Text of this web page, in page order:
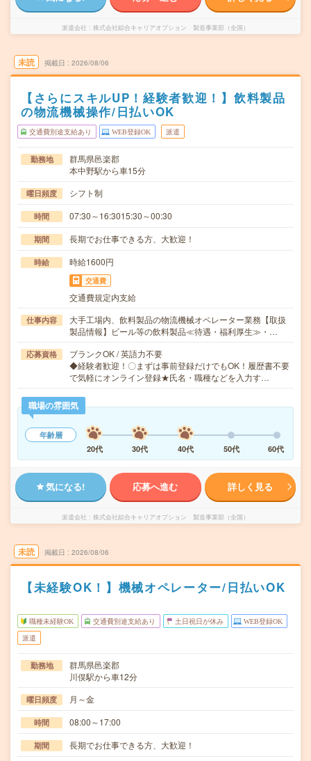
派遣会社 株式会社綜合キャリアオプション 製造事業部（全国）
未読 掲載日 2026/08/06
【さらにスキルUP！経験者歓迎！】飲料製品
の物流機械操作/日払いOK
交通費別途支給あり WEB登録OK 派遣
勤務地
群馬県邑楽郡
本中野駅から車15分
曜日頻度 シフト制
時間 07:30～16:3015:30～00:30
期間 長期でお仕事できる方、大歓迎！
時給 時給1600円
交通費
交通費規定内支給
仕事内容
大手工場内、飲料製品の物流機械オペレーター業務【取扱
製品情報】ビール等の飲料製品≪待遇・福利厚生≫・…
応募資格
ブランクOK / 英語力不要
◆経験者歓迎！〇まずは事前登録だけでもOK！履歴書不要
で気軽にオンライン登録★氏名・職種などを入力す…
職場の雰囲気
年齢層
20代
30代 40代 50代 60代
気になる! 応募へ進む 詳しく見る
派遣会社 株式会社綜合キャリアオプション 製造事業部（全国）
未読 掲載日 2026/08/06
【未経験OK！】機械オペレーター/日払いOK
職種未経験OK 交通費別途支給あり 土日祝日が休み WEB登録OK
派遣
勤務地
群馬県邑楽郡
川俣駅から車12分
曜日頻度 月～金
時間 08:00～17:00
期間 長期でお仕事できる方、大歓迎！